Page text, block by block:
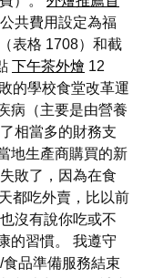
共費用設定為福
表格 1708）和截
下午茶外燴 12
的學校食堂改革運
病（主要是由營養
相當多的財務支
地生產商購買的新
敗了，因為在食
都吃外賣，比以前
沒有說你吃或不
的習慣。 我遵守
品準備服務結束